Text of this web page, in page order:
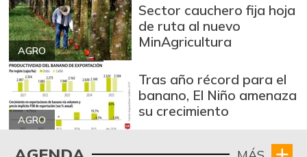
AGRO
Sector cauchero fija hoja
de ruta al nuevo
MinAgricultura
AGRO
Tras año récord para el
banano, El Niño amenaza
su crecimiento